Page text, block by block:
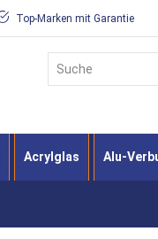
Top-Marken mit Garantie
Suche
Acrylglas Alu-